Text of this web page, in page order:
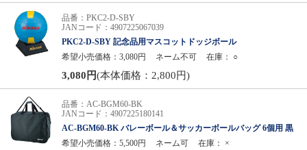
品番：PKC2-D-SBY
JANコード：4907225067039
PKC2-D-SBY 記念品用マスコットドッジボール
希望小売価格：3,080円
ネーム不可 在庫： ○
3,080円(本体価格：2,800円)
品番：AC-BGM60-BK
JANコード：4907225180141
AC-BGM60-BK バレーボール＆サッカーボールバッグ 6個用 黒
希望小売価格：5,500円
ネーム可 在庫： ×